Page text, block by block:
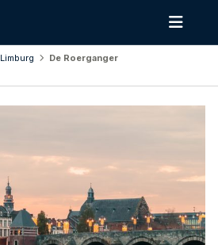
Limburg
De Roerganger